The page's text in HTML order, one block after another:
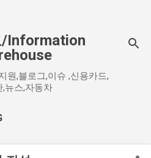
/Information
원,블로그,이슈 ,신용카드,
,뉴스,자동차